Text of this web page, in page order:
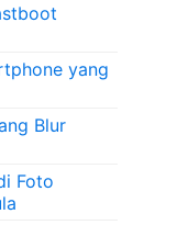
yang
Blur
Foto